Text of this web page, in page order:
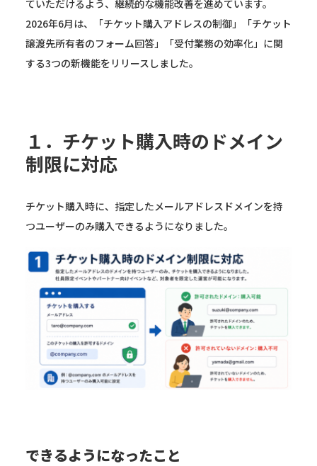
ていただけるよう、継続的な機能改善を進めています。
2026年6月は、「チケット購入アドレスの制御」「チケット
譲渡先所有者のフォーム回答」「受付業務の効率化」に関
する3つの新機能をリリースしました。
１．チケット購入時のドメイン
制限に対応
チケット購入時に、指定したメールアドレスドメインを持
つユーザーのみ購入できるようになりました。
できるようになったこと